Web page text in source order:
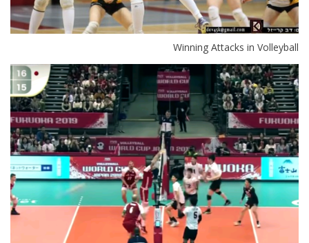
Winning Attacks in Volleyball